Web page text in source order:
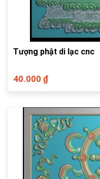
Tượng phật di lạc cnc
40.000 ₫